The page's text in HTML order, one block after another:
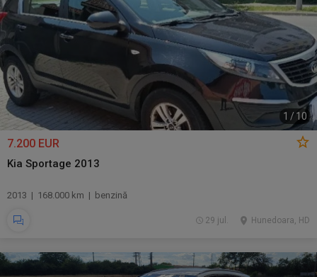
1 /10
7.200 EUR
Kia Sportage 2013
2013 | 168.000 km | benzină
Hunedoara, HD
29 jul.